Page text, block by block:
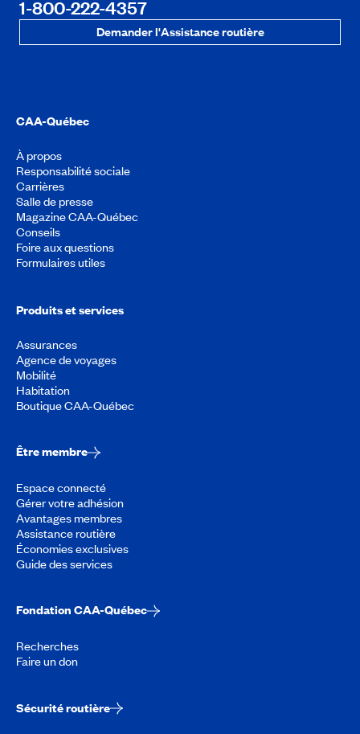
1-800-222-4357
Demander l'Assistance routière
CAA-Québec
À propos
Responsabilité sociale
Carrières
Salle de presse
Magazine CAA-Québec
Conseils
Foire aux questions
Formulaires utiles
Produits et services
Assurances
Agence de voyages
Mobilité
Habitation
Boutique CAA-Québec
Être membre
Espace connecté
Gérer votre adhésion
Avantages membres
Assistance routière
Économies exclusives
Guide des services
Fondation CAA-Québec
Recherches
Faire un don
Sécurité routière